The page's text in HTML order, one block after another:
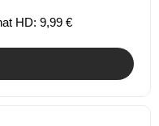
HD: 9,99 €